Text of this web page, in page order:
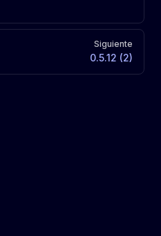
Siguiente
0.5.12 (2)